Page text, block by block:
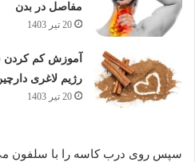
مفاصل در بدن
20 تیر 1403
رژیم لاغری
20 تیر 1403
سپس روی درب کاسه را با سلفون